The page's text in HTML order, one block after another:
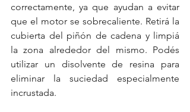
correctamente, ya que ayudan a evitar
que el motor se sobrecaliente. Retirá la
cubierta del piñón de cadena y limpiá
la zona alrededor del mismo. Podés
utilizar un disolvente de resina para
eliminar la suciedad especialmente
incrustada.